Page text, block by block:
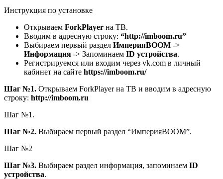
Инструкция по установке
Открываем ForkPlayer на ТВ.
Вводим в адресную строку: “http://imboom.ru”
Выбираем первый раздел ИмперияBOOM ->
Информация -> Запоминаем ID устройства.
Регистрируемся или входим через vk.com в личный
кабинет на сайте https://imboom.ru/
Шаг №1. Открываем ForkPlayer на ТВ и вводим в адресную
строку: http://imboom.ru
Шаг №1.
Шаг №2. Выбираем первый раздел “ИмперияBOOM”.
Шаг №2
Шаг №3. Выбираем раздел информация, запоминаем ID
устройства.